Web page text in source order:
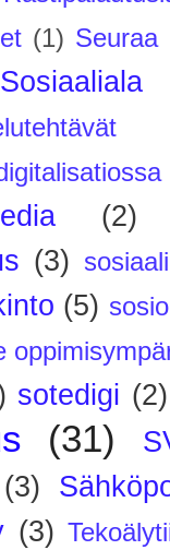
(1) Seuraa
Sosiaaliala
(2)
(3)
(5)
sotedigi (2)
(31)
(3)
(3)